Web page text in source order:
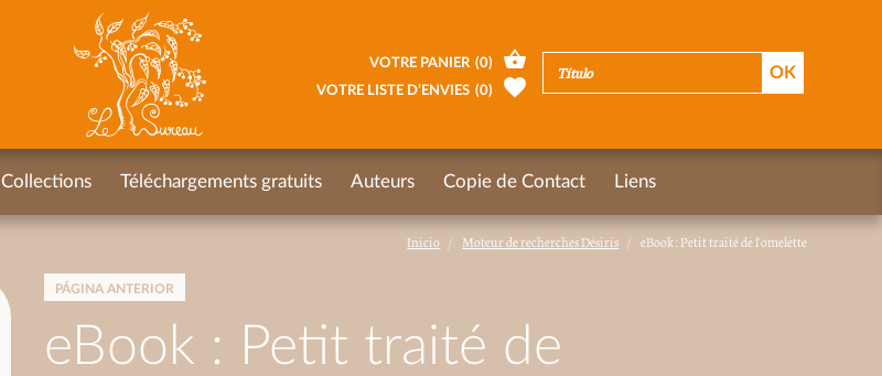
Inicio Moteur de recherches Désiris eBook : Petit traité de l'omelette
PÁGINA ANTERIOR
eBook : Petit traité de
VOTRE PANIER (0)
VOTRE LISTE D’ENVIES (0)
Collections Téléchargements gratuits Auteurs Copie de Contact Liens